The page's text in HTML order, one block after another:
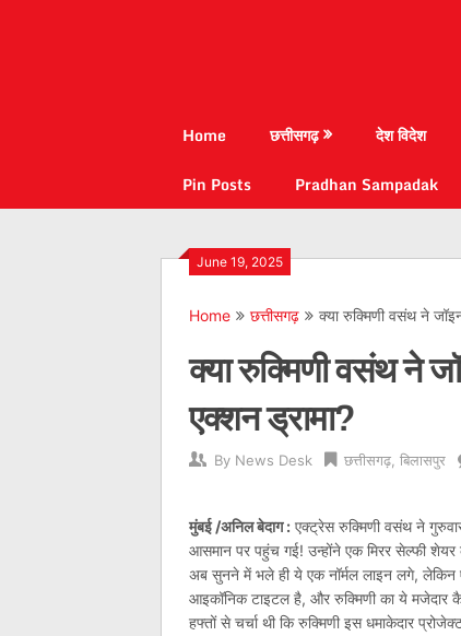
Home छत्तीसगढ़ देश विदेश
Pin Posts
Pradhan Sampadak
June 19, 2025
Home छत्तीसगढ़ क्या रुक्मिणी वसंथ ने
क्या रुक्मिणी वसंथ ने
एक्शन ड्रामा?
By News Desk छत्तीसगढ़ बिलासपुर
मुंबई /अनिल बेदाग : एक्ट्रेस रुक्मिणी वसंथ ने
आसमान पर पहुंच गई! उन्होंने एक मिरर सेल्फी शेयर
अब सुनने में भले ही ये एक नॉर्मल लाइन लगे, लेकिन
आइकॉनिक टाइटल है, और रुक्मिणी का ये मजेदार
हफ्तों से चर्चा थी कि रुक्मिणी इस धमाकेदार